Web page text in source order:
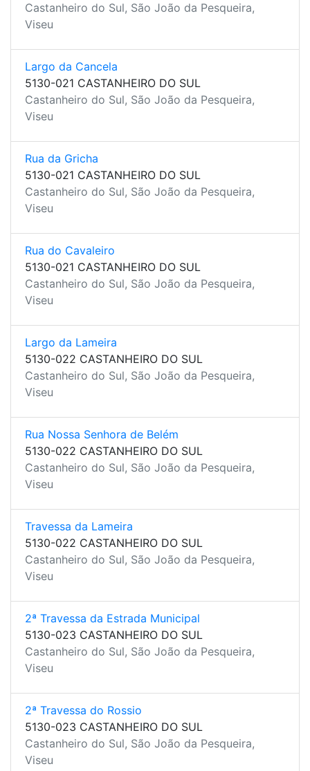
Castanheiro do Sul, São João da Pesqueira,
Viseu
Largo da Cancela
5130-021 CASTANHEIRO DO SUL
Castanheiro do Sul, São João da Pesqueira,
Viseu
Rua da Gricha
5130-021 CASTANHEIRO DO SUL
Castanheiro do Sul, São João da Pesqueira,
Viseu
Rua do Cavaleiro
5130-021 CASTANHEIRO DO SUL
Castanheiro do Sul, São João da Pesqueira,
Viseu
Largo da Lameira
5130-022 CASTANHEIRO DO SUL
Castanheiro do Sul, São João da Pesqueira,
Viseu
Rua Nossa Senhora de Belém
5130-022 CASTANHEIRO DO SUL
Castanheiro do Sul, São João da Pesqueira,
Viseu
Travessa da Lameira
5130-022 CASTANHEIRO DO SUL
Castanheiro do Sul, São João da Pesqueira,
Viseu
2ª Travessa da Estrada Municipal
5130-023 CASTANHEIRO DO SUL
Castanheiro do Sul, São João da Pesqueira,
Viseu
2ª Travessa do Rossio
5130-023 CASTANHEIRO DO SUL
Castanheiro do Sul, São João da Pesqueira,
Viseu